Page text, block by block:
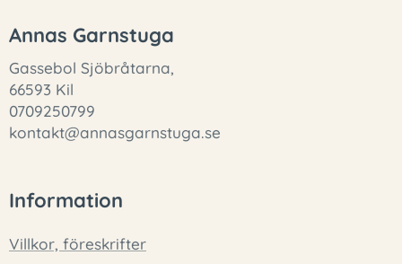
Annas Garnstuga
Gassebol Sjöbråtarna,
66593 Kil
0709250799
kontakt@annasgarnstuga.se
Information
Villkor, föreskrifter